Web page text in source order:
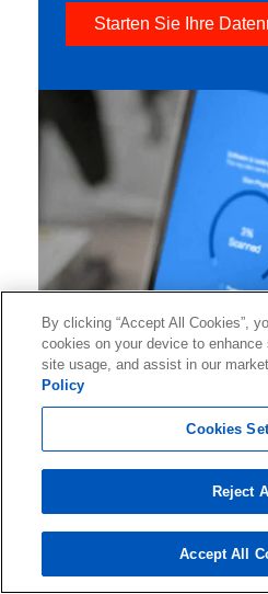
Starten Sie Ihre
Kontaktieren Sie Ontrack,
zur Datenwiederherstellung
Informationen über
NEWSLETTER!
By clicking “Accept All Cookies”,
cookies on your device to
site usage, and assist in our
Policy
Cookies
Reject
Accept All